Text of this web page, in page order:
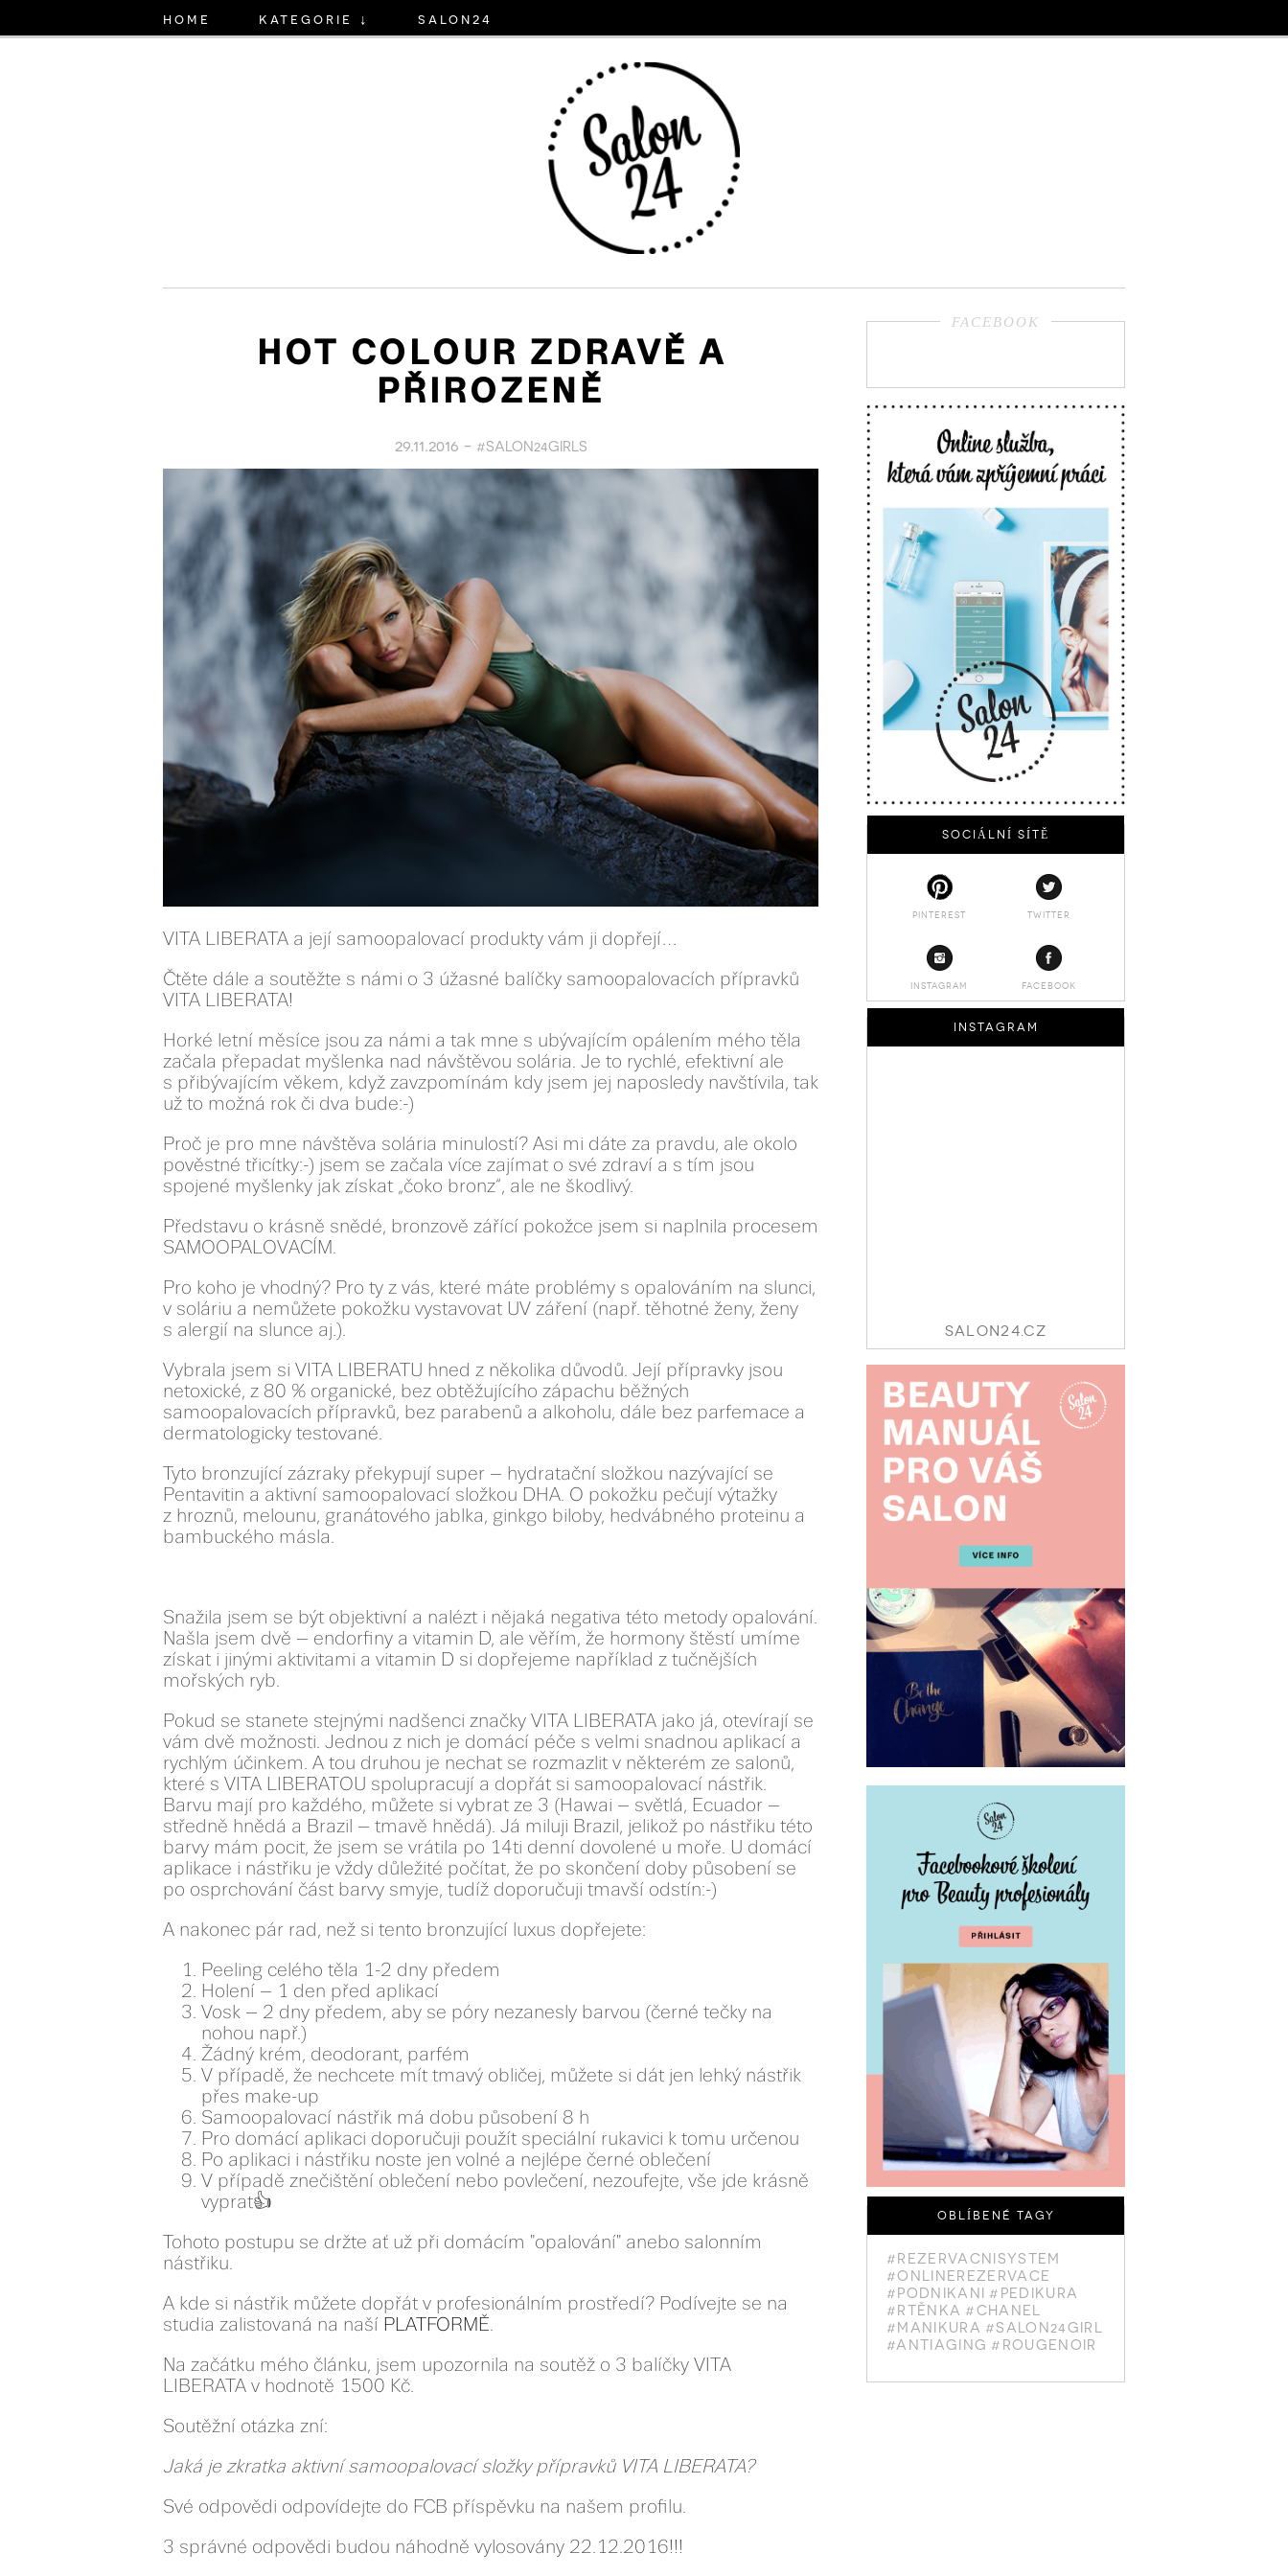
home kategorie ↓ salon24
HOT COLOUR ZDRAVĚ A
PŘIROZENĚ
29.11.2016 - #SALON24GIRLS
VITA LIBERATA a její samoopalovací produkty vám ji dopřejí…
Čtěte dále a soutěžte s námi o 3 úžasné balíčky samoopalovacích přípravků
VITA LIBERATA!
Horké letní měsíce jsou za námi a tak mne s ubývajícím opálením mého těla
začala přepadat myšlenka nad návštěvou solária. Je to rychlé, efektivní ale
s přibývajícím věkem, když zavzpomínám kdy jsem jej naposledy navštívila, tak
už to možná rok či dva bude:-)
Proč je pro mne návštěva solária minulostí? Asi mi dáte za pravdu, ale okolo
pověstné třicítky:-) jsem se začala více zajímat o své zdraví a s tím jsou
spojené myšlenky jak získat „čoko bronz“, ale ne škodlivý.
Představu o krásně snědé, bronzově zářící pokožce jsem si naplnila procesem
SAMOOPALOVACÍM.
Pro koho je vhodný? Pro ty z vás, které máte problémy s opalováním na slunci,
v soláriu a nemůžete pokožku vystavovat UV záření (např. těhotné ženy, ženy
s alergií na slunce aj.).
Vybrala jsem si VITA LIBERATU hned z několika důvodů. Její přípravky jsou
netoxické, z 80 % organické, bez obtěžujícího zápachu běžných
samoopalovacích přípravků, bez parabenů a alkoholu, dále bez parfemace a
dermatologicky testované.
Tyto bronzující zázraky překypují super – hydratační složkou nazývající se
Pentavitin a aktivní samoopalovací složkou DHA. O pokožku pečují výtažky
z hroznů, melounu, granátového jablka, ginkgo biloby, hedvábného proteinu a
bambuckého másla.
Snažila jsem se být objektivní a nalézt i nějaká negativa této metody opalování.
Našla jsem dvě – endorfiny a vitamin D, ale věřím, že hormony štěstí umíme
získat i jinými aktivitami a vitamin D si dopřejeme například z tučnějších
mořských ryb.
Pokud se stanete stejnými nadšenci značky VITA LIBERATA jako já, otevírají se
vám dvě možnosti. Jednou z nich je domácí péče s velmi snadnou aplikací a
rychlým účinkem. A tou druhou je nechat se rozmazlit v některém ze salonů,
které s VITA LIBERATOU spolupracují a dopřát si samoopalovací nástřik.
Barvu mají pro každého, můžete si vybrat ze 3 (Hawai – světlá, Ecuador –
středně hnědá a Brazil – tmavě hnědá). Já miluji Brazil, jelikož po nástřiku této
barvy mám pocit, že jsem se vrátila po 14ti denní dovolené u moře. U domácí
aplikace i nástřiku je vždy důležité počítat, že po skončení doby působení se
po osprchování část barvy smyje, tudíž doporučuji tmavší odstín:-)
A nakonec pár rad, než si tento bronzující luxus dopřejete:
Peeling celého těla 1-2 dny předem
Holení – 1 den před aplikací
Vosk – 2 dny předem, aby se póry nezanesly barvou (černé tečky na
nohou např.)
Žádný krém, deodorant, parfém
V případě, že nechcete mít tmavý obličej, můžete si dát jen lehký nástřik
přes make-up
Samoopalovací nástřik má dobu působení 8 h
Pro domácí aplikaci doporučuji použít speciální rukavici k tomu určenou
Po aplikaci i nástřiku noste jen volné a nejlépe černé oblečení
V případě znečištění oblečení nebo povlečení, nezoufejte, vše jde krásně
vyprat👍
Tohoto postupu se držte ať už při domácím "opalování" anebo salonním
nástřiku.
A kde si nástřik můžete dopřát v profesionálním prostředí? Podívejte se na
studia zalistovaná na naší PLATFORMĚ
Na začátku mého článku, jsem upozornila na soutěž o 3 balíčky VITA
LIBERATA v hodnotě 1500 Kč.
Soutěžní otázka zní:
Jaká je zkratka aktivní samoopalovací složky přípravků VITA LIBERATA?
Své odpovědi odpovídejte do FCB příspěvku na našem profilu.
3 správné odpovědi budou náhodně vylosovány 22.12.2016!!!
FACEBOOK
SOCIÁLNÍ SÍTĚ
PINTEREST TWITTER
INSTAGRAM FACEBOOK
INSTAGRAM
SALON24.CZ
OBLÍBENÉ TAGY
#REZERVACNISYSTEM
#ONLINEREZERVACE
#PODNIKANI #PEDIKURA
#RTĚNKA #CHANEL
#MANIKURA #SALON24GIRL
#ANTIAGING #ROUGENOIR